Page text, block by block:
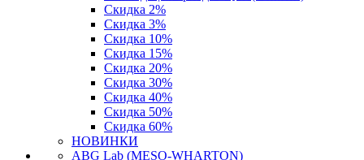
Скидка 2%
Скидка 3%
Скидка 10%
Скидка 15%
Скидка 20%
Скидка 30%
Скидка 40%
Скидка 50%
Скидка 60%
НОВИНКИ
ABG Lab (MESO-WHARTON)